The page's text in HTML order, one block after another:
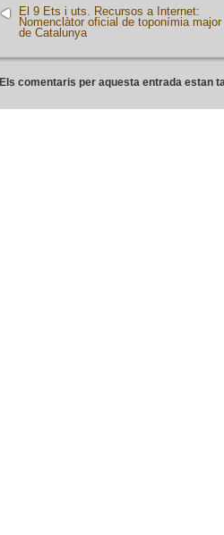
El 9 Ets i uts. Recursos a Internet:
Nomenclàtor oficial de toponímia major
de Catalunya
Els comentaris per aquesta entrada estan